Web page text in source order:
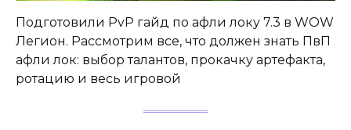
Подготовили PvP гайд по афли локу 7.3 в WOW
Легион. Рассмотрим все, что должен знать ПвП
афли лок: выбор талантов, прокачку артефакта,
ротацию и весь игровой